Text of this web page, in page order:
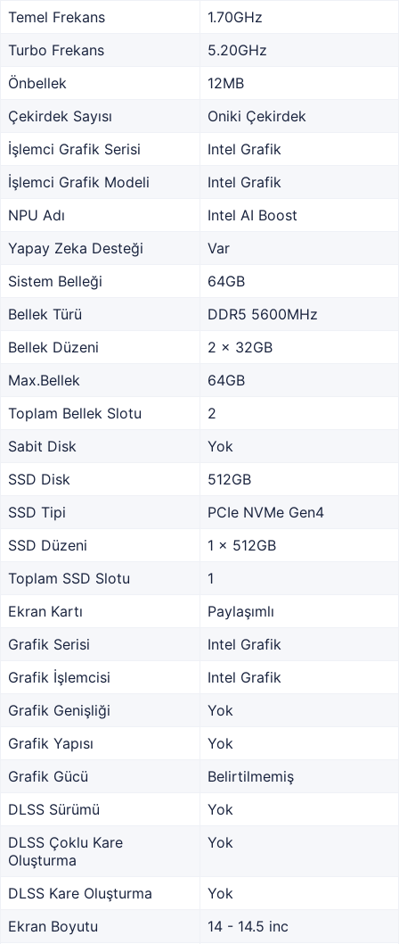
Temel Frekans
1.70GHz
Turbo Frekans
5.20GHz
Önbellek
12MB
Çekirdek Sayısı
Oniki Çekirdek
İşlemci Grafik Serisi
Intel Grafik
İşlemci Grafik Modeli
Intel Grafik
NPU Adı
Intel AI Boost
Yapay Zeka Desteği
Var
Sistem Belleği
64GB
Bellek Türü
DDR5 5600MHz
Bellek Düzeni
2 x 32GB
Max.Bellek
64GB
Toplam Bellek Slotu
2
Sabit Disk
Yok
SSD Disk
512GB
SSD Tipi
PCIe NVMe Gen4
SSD Düzeni
1 x 512GB
Toplam SSD Slotu
1
Ekran Kartı
Paylaşımlı
Grafik Serisi
Intel Grafik
Grafik İşlemcisi
Intel Grafik
Grafik Genişliği
Yok
Grafik Yapısı
Yok
Grafik Gücü
Belirtilmemiş
DLSS Sürümü
Yok
DLSS Çoklu Kare
Oluşturma
Yok
DLSS Kare Oluşturma
Yok
Ekran Boyutu
14 - 14.5 inc